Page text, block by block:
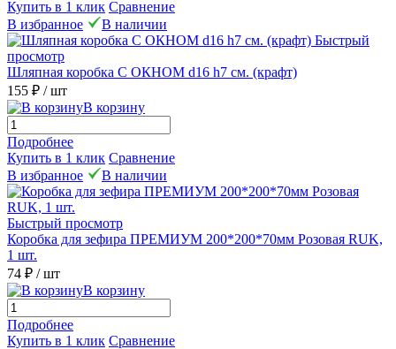
Купить в 1 клик Сравнение
В избранное
В наличии
Быстрый
просмотр
Шляпная коробка С ОКНОМ d16 h7 см. (крафт)
155 ₽ / шт
В корзину
Подробнее
Купить в 1 клик Сравнение
В избранное
В наличии
Быстрый просмотр
Коробка для зефира ПРЕМИУМ 200*200*70мм Розовая RUK,
1 шт.
74 ₽ / шт
В корзину
Подробнее
Купить в 1 клик Сравнение